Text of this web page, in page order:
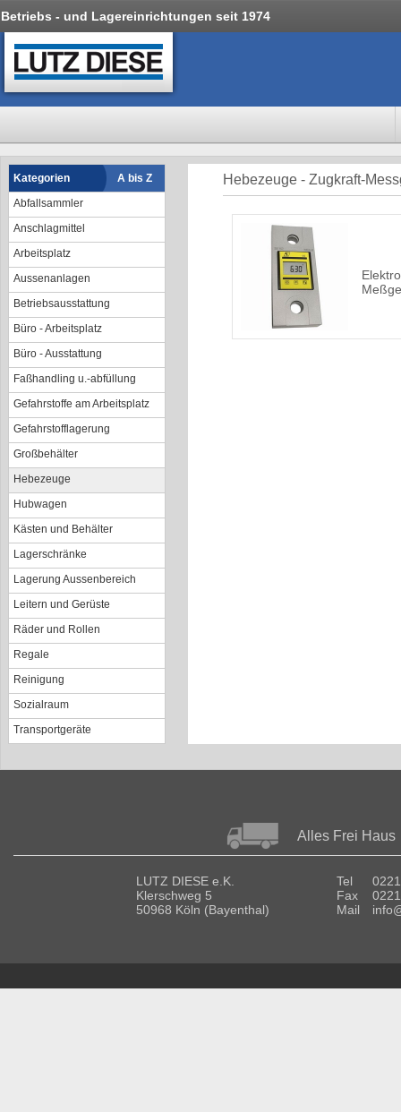
Betriebs - und Lagereinrichtungen seit 1974
Kategorien
A bis Z
Abfallsammler
Anschlagmittel
Arbeitsplatz
Aussenanlagen
Betriebsausstattung
Büro - Arbeitsplatz
Büro - Ausstattung
Faßhandling u.-abfüllung
Gefahrstoffe am Arbeitsplatz
Gefahrstofflagerung
Großbehälter
Hebezeuge
Hubwagen
Kästen und Behälter
Lagerschränke
Lagerung Aussenbereich
Leitern und Gerüste
Räder und Rollen
Regale
Reinigung
Sozialraum
Transportgeräte
Hebezeuge - Zugkraft-
Alles Frei Haus
LUTZ DIESE e.K.
Klerschweg 5
50968 Köln (Bayenthal)
Tel
Fax
Mail